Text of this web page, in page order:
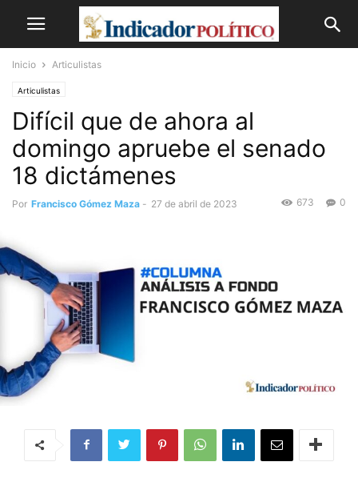
Inicio Articulistas
Articulistas
Difícil que de ahora al
domingo apruebe el senado
18 dictámenes
Por Francisco Gómez Maza - 27 de abril de 2023 0
673